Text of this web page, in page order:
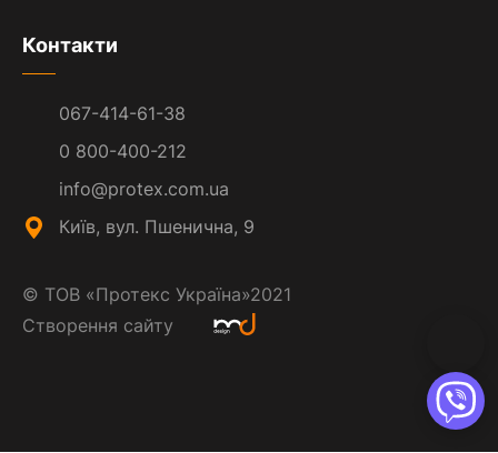
Контакти
067-414-61-38
0 800-400-212
info@protex.com.ua
Київ, вул. Пшенична, 9
© ТОВ «Протекс Україна»2021
Створення сайту